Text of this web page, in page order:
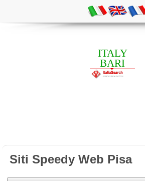
ITALY
BARI
Siti Speedy Web Pisa